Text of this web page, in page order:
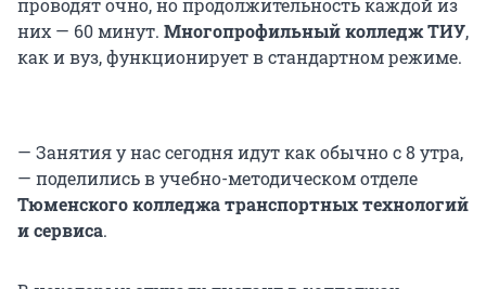
проводят очно, но продолжительность каждой из
них — 60 минут. Многопрофильный колледж ТИУ,
как и вуз, функционирует в стандартном режиме.
— Занятия у нас сегодня идут как обычно с 8 утра,
— поделились в учебно-методическом отделе
Тюменского колледжа транспортных технологий
и сервиса.